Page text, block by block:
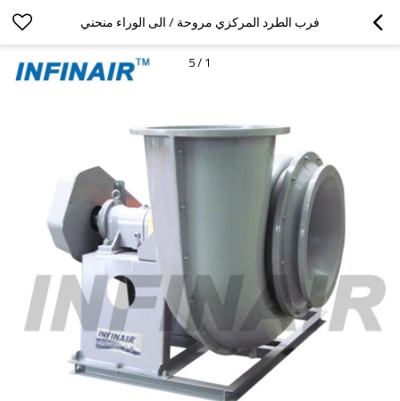
فرب الطرد المركزي مروحة / الى الوراء منحني
1
/
5